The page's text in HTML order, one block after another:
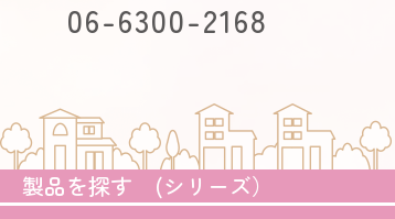
06-6300-2168
製品を探す (シリーズ）